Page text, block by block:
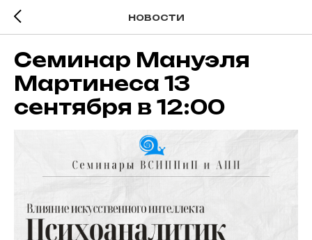
НОВОСТИ
Семинар Мануэля
Мартинеса 13
сентября в 12:00